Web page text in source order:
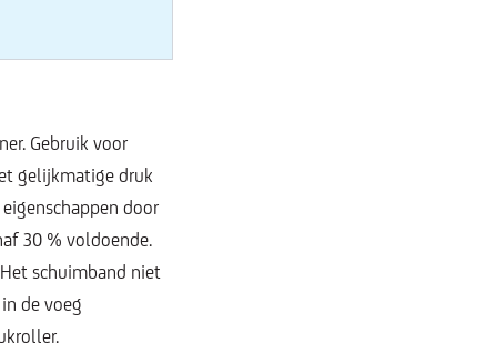
Gebruik voor
gelijkmatige druk
door
30 % voldoende.
schuimband niet
de voeg